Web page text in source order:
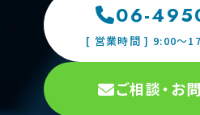
06-
[ 営業時間 ] 9:00〜
ご相談・お